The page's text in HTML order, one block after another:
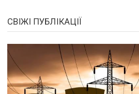
СВІЖІ ПУБЛІКАЦІЇ